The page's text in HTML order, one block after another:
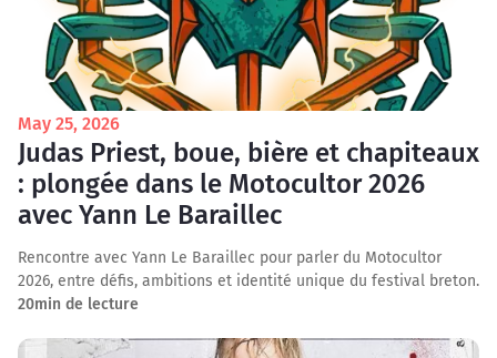
May 25, 2026
Judas Priest, boue, bière et chapiteaux
: plongée dans le Motocultor 2026
avec Yann Le Baraillec
Rencontre avec Yann Le Baraillec pour parler du Motocultor
2026, entre défis, ambitions et identité unique du festival breton.
20min de lecture